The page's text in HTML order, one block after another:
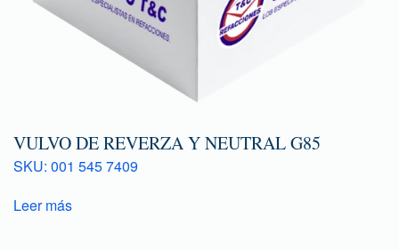
VULVO DE REVERZA Y NEUTRAL G85
SKU: 001 545 7409
Leer más